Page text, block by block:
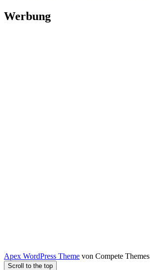
Werbung
Apex WordPress Theme von Compete Themes
Scroll to the top